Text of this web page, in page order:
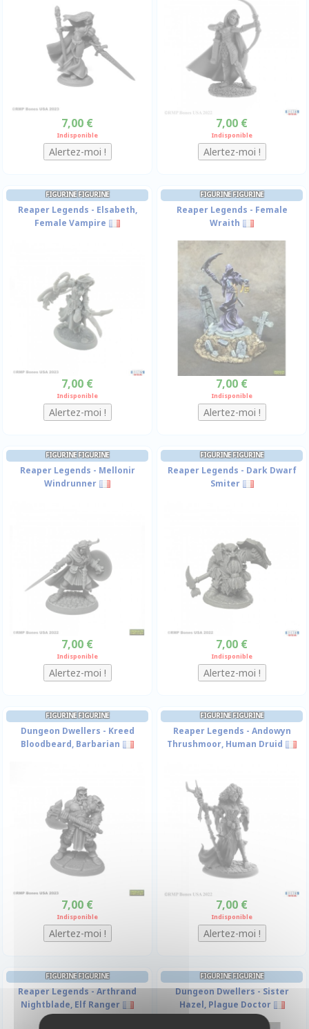
7,00 €
Indisponible
7,00 €
Indisponible
FIGURINE FIGURINE
Reaper Legends - Elsabeth,
Female Vampire
7,00 €
Indisponible
FIGURINE FIGURINE
Reaper Legends - Female
Wraith
7,00 €
Indisponible
FIGURINE FIGURINE
Reaper Legends - Mellonir
Windrunner
7,00 €
Indisponible
FIGURINE FIGURINE
Reaper Legends - Dark Dwarf
Smiter
7,00 €
Indisponible
FIGURINE FIGURINE
Dungeon Dwellers - Kreed
Bloodbeard, Barbarian
7,00 €
Indisponible
FIGURINE FIGURINE
Reaper Legends - Andowyn
Thrushmoor, Human Druid
7,00 €
Indisponible
FIGURINE FIGURINE
Reaper Legends - Arthrand
Nightblade, Elf Ranger
FIGURINE FIGURINE
Dungeon Dwellers - Sister
Hazel, Plague Doctor